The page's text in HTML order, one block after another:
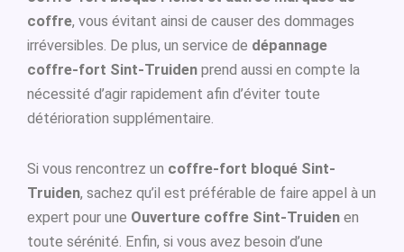
coffre, vous évitant ainsi de causer des dommages
irréversibles. De plus, un service de dépannage
coffre-fort Sint-Truiden prend aussi en compte la
nécessité d’agir rapidement afin d’éviter toute
détérioration supplémentaire.
Si vous rencontrez un coffre-fort bloqué Sint-
Truiden, sachez qu’il est préférable de faire appel à un
expert pour une Ouverture coffre Sint-Truiden en
toute sérénité. Enfin, si vous avez besoin d’une